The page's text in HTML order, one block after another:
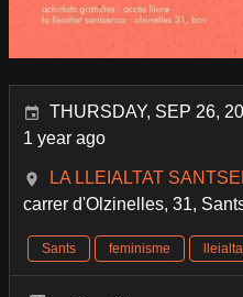
THURSDAY, SEP 26,
1 year ago
LA LLEIALTAT
carrer d'Olzinelles, 31,
Sants feminisme